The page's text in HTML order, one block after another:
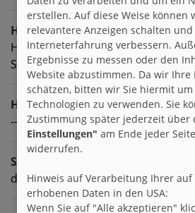
Hobbies
Hörbuch hören, Lesen, Sport,
Serien
Homepage
---
Sprachen
deutsch englisch
erstellen. Auf diese Weise können
relevantere Anzeigen schalten
Interneterfahrung verbessern.
Ergebnisse zu messen oder den
Website abzustimmen. Da wir Ihre
schätzen, bitten wir Sie hiermit um
Technologien zu verwenden. Sie
Zustimmung später jederzeit über
Einstellungen" am Ende jeder
widerrufen.
Hinweis auf Verarbeitung Ihrer auf
erhobenen Daten in den USA:
Wenn Sie auf "Alle akzeptieren"